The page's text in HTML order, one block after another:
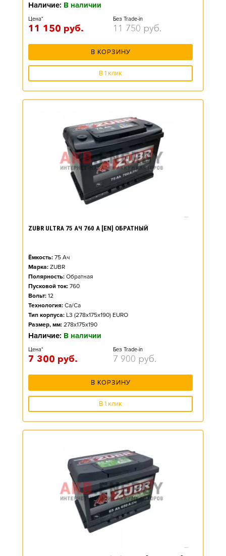
Наличие: В наличии
Цена*
11 150 руб.
Без Trade-in
11 750 руб.
В КОРЗИНУ
В 1 клик
ZUBR ULTRA 75 АЧ 760 А [EN] ОБРАТНЫЙ
Ёмкость: 75 Ач
Марка: ZUBR
Полярность: Обратная
Пусковой ток: 760
Вольт: 12
Технология: Ca/Ca
Тип корпуса: L3 (278x175x190) EURO
Размер, мм: 278x175x190
Наличие: В наличии
Цена*
7 300 руб.
Без Trade-in
7 900 руб.
В КОРЗИНУ
В 1 клик